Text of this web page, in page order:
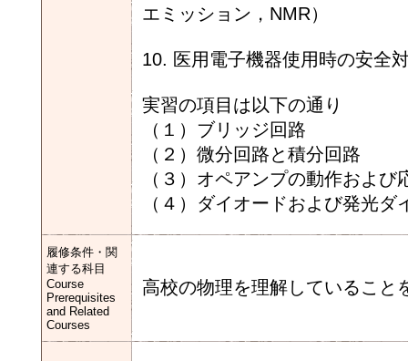
エミッション，NMR）
10. 医用電子機器使用時の安全
実習の項目は以下の通り
（１）ブリッジ
（２）微分回路と積分
（３）オペアンプの動
（４）ダイオードおよび発光
履修条件・関
連する科目
Course
Prerequisites
and Related
Courses
高校の物理を理解していること